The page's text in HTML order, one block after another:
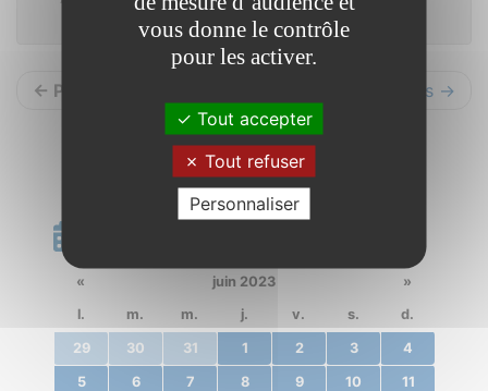
← Précédents Suivants →
« juin 2023
»
l.
m. m. j. v. s. d.
29 30 31 1 2 3 4
5 6 7 8 9 10 11
vous donne le contrôle
pour les activer.
Tout accepter
Tout refuser
Personnaliser